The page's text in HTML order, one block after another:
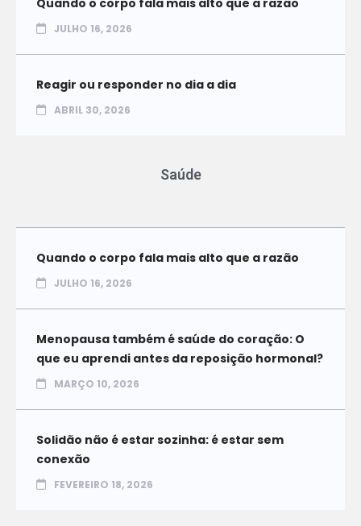
JULHO 16, 2026
Reagir ou responder no dia a dia
ABRIL 30, 2026
Saúde
Quando o corpo fala mais alto que a razão
JULHO 16, 2026
Menopausa também é saúde do coração: O
que eu aprendi antes da reposição hormonal?
MARÇO 10, 2026
Solidão não é estar sozinha: é estar sem
conexão
FEVEREIRO 18, 2026